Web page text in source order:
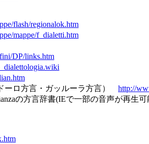
flash/regionalok.htm
mappe/f_dialetti.htm
DP/links.htm
ーロ方言・ガッルーラ方言） http://
の方言辞書(IEで一部の音声が再生可